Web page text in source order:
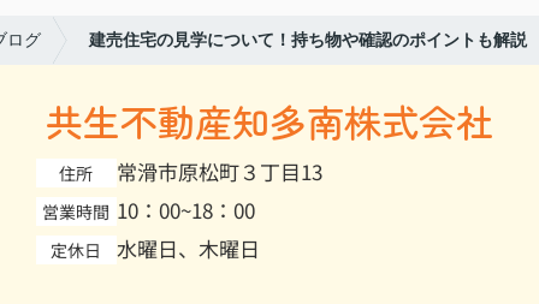
ログ 建売住宅の見学について！持ち物や確認のポイントも解説
共生不動産知多南株式会社
住所 常滑市原松町３丁目13
営業時間 10：00~18：00
定休日 水曜日、木曜日